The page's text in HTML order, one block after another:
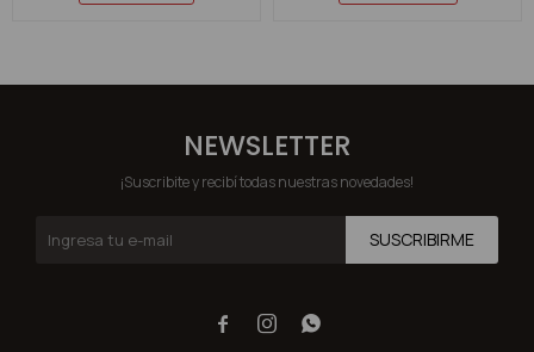
NEWSLETTER
¡Suscribite y recibí todas nuestras novedades!
SUSCRIBIRME
  